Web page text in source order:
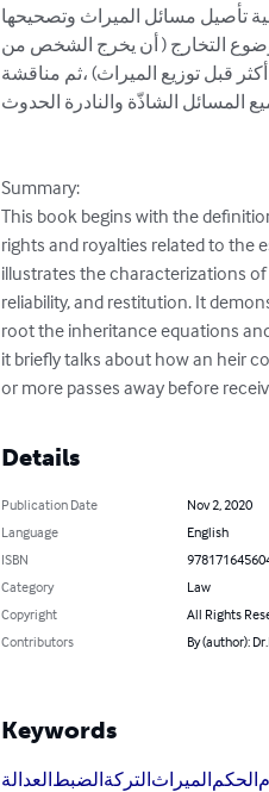
تأصيل مسائل الميراث وتصحيحها
موضوع التخارج ( أن يخرج الشخص من
قبل توزيع الميراث) ،ثم مناقشة
المسائل الشاذّة والنادرة الحدوث
Summary:
This book begins with the
rights and royalties related to the
illustrates the characterizations
reliability, and restitution. It
root the inheritance equations
it briefly talks about how an heir
or more passes away before
Details
Publication Date
Nov 2, 2020
Language
English
ISBN
Category
Law
Copyright
All Rights
Contributors
By (author):
Keywords
العدالةالضبطالتركةالميراثالحكم